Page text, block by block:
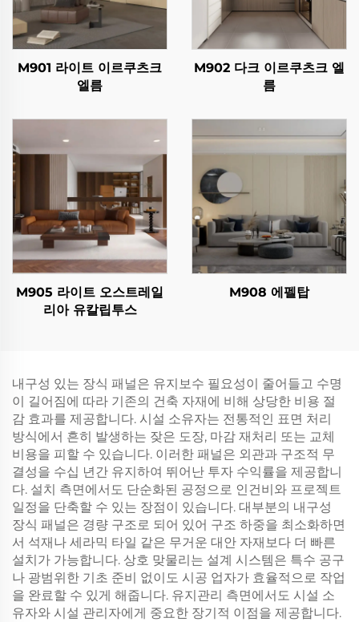
M901 라이트 이르쿠츠크
엘름
M902 다크 이르쿠츠크 엘
름
M905 라이트 오스트레일
리아 유칼립투스
M908 에펠탑
내구성 있는 장식 패널은 유지보수 필요성이 줄어들고 수명
이 길어짐에 따라 기존의 건축 자재에 비해 상당한 비용 절
감 효과를 제공합니다. 시설 소유자는 전통적인 표면 처리
방식에서 흔히 발생하는 잦은 도장, 마감 재처리 또는 교체
비용을 피할 수 있습니다. 이러한 패널은 외관과 구조적 무
결성을 수십 년간 유지하여 뛰어난 투자 수익률을 제공합니
다. 설치 측면에서도 단순화된 공정으로 인건비와 프로젝트
일정을 단축할 수 있는 장점이 있습니다. 대부분의 내구성
장식 패널은 경량 구조로 되어 있어 구조 하중을 최소화하면
서 석재나 세라믹 타일 같은 무거운 대안 자재보다 더 빠른
설치가 가능합니다. 상호 맞물리는 설계 시스템은 특수 공구
나 광범위한 기초 준비 없이도 시공 업자가 효율적으로 작업
을 완료할 수 있게 해줍니다. 유지관리 측면에서도 시설 소
유자와 시설 관리자에게 중요한 장기적 이점을 제공합니다.